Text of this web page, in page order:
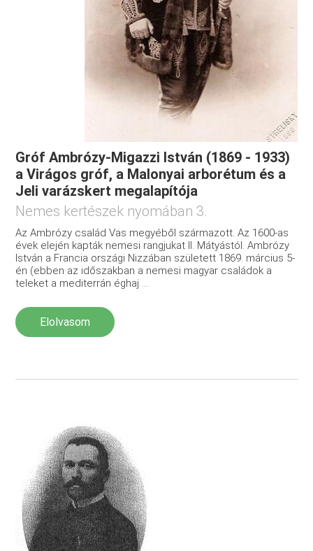
Gróf Ambrózy-Migazzi István (1869 - 1933)
a Virágos gróf, a Malonyai arborétum és a
Jeli varázskert megalapítója
Nemes kertészek nyomában 3.
Az Ambrózy család Vas megyéből származott. Az 1600-as
évek elején kapták nemesi rangjukat II. Mátyástól. Ambrózy
István a Francia országi Nizzában született 1869. március 5-
én (ebben az időszakban a nemesi magyar családok a
teleket a mediterrán éghaj ...
Elolvasom